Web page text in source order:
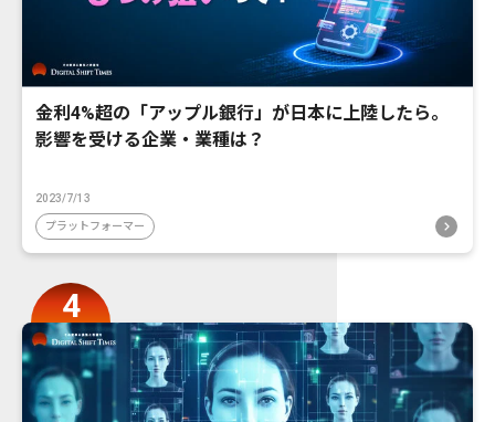
金利4%超の「アップル銀行」が日本に上陸したら。
影響を受ける企業・業種は？
2023/7/13
プラットフォーマー